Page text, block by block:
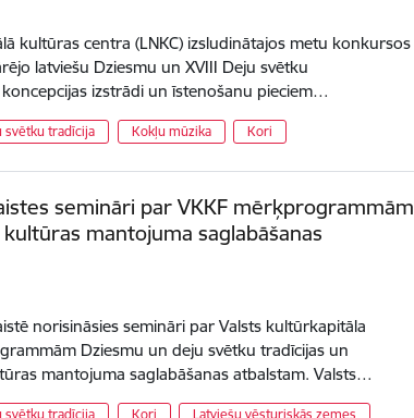
kultūras centra (LNKC) izsludinātajos metu konkursos
latviešu Dziesmu un XVIII Deju svētku
koncepcijas izstrādi un īstenošanu pieciem…
svētku tradīcija Kokļu mūzika Kori
semināri par VKKF mērķprogrammām
mantojuma saglabāšanas
norisināsies semināri par Valsts kultūrkapitāla
Dziesmu un deju svētku tradīcijas un
mantojuma saglabāšanas atbalstam. Valsts…
svētku tradīcija Kori Latviešu vēsturiskās zemes